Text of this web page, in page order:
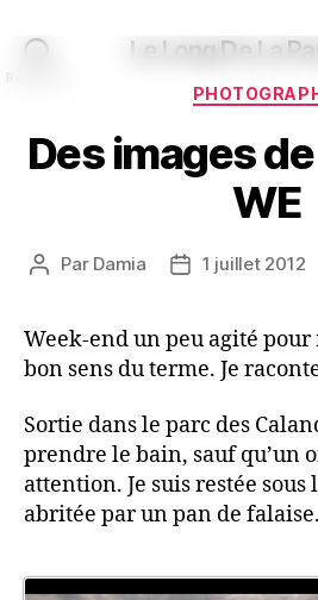
Le Long De La
Des images
WE
Auteur
Par Damia
Date1 juillet 2012
Week-end un peu agité pour
bon sens du terme. Je
Sortie dans le parc des
prendre le bain, sauf qu’un
attention. Je suis restée
abritée par un pan de falaise.